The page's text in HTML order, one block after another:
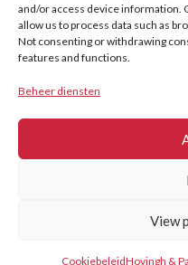
and/or access device information.
allow us to process data such as
Not consenting or withdrawing
features and functions.
Beheer diensten
View
CookiebeleidHovingh &
Copyright © 2026
Hovingh & Partners